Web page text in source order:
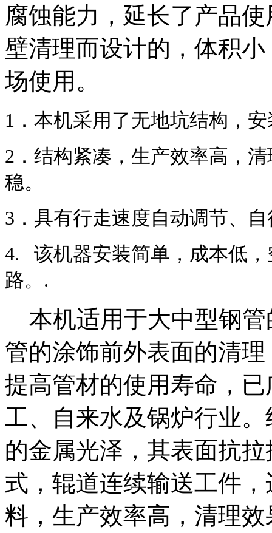
腐蚀能力，延长了产品
壁清理而设计的，体积
场使用。
1．本机采用了无地坑结构，
2．结构紧凑，生产效率高，
稳。
3．具有行走速度自动调节、
4. 该机器安装简单，成本低
路。.
本机适用于大中型钢管
管的涂饰前外表面的清
提高管材的使用寿命，
工、自来水及锅炉行业
的金属光泽，其表面抗
式，辊道连续输送工件
料，生产效率高，清理效